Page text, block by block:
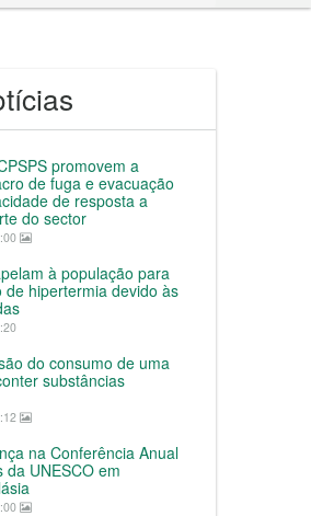
promovem a
de fuga e evacuação
de resposta a
do sector
à população para
hipertermia devido às
do consumo de uma
substâncias
na Conferência Anual
da UNESCO em